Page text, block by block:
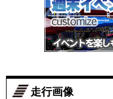
走行画像